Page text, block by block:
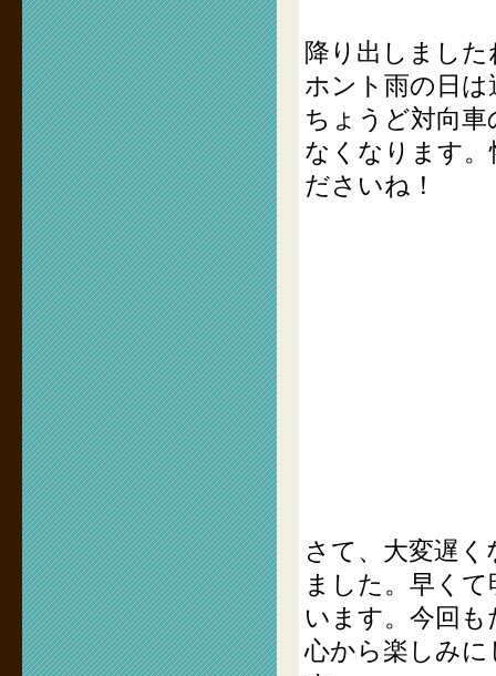
降り出しまし
ホント雨の日
ちょうど対向
なくなります
ださいね！
さて、大変遅
ました。早く
います。今回
心から楽しみ